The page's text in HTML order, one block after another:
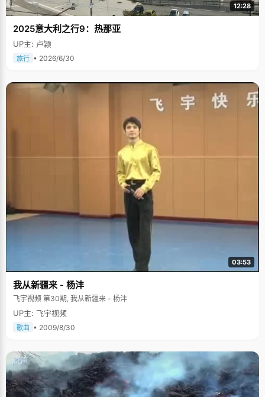
12:28
2025意大利之行9：热那亚
UP主: 卢颖
旅行 • 2026/6/30
03:53
我从新疆来 - 杨沣
飞宇视频 第30期, 我从新疆来 - 杨沣
UP主: 飞宇视频
歌曲 • 2009/8/30